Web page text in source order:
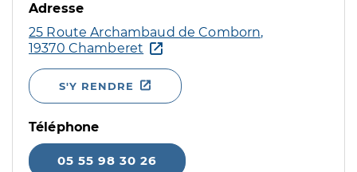
Adresse
25 Route Archambaud de Comborn,
19370 Chamberet
S'Y RENDRE
Téléphone
05 55 98 30 26